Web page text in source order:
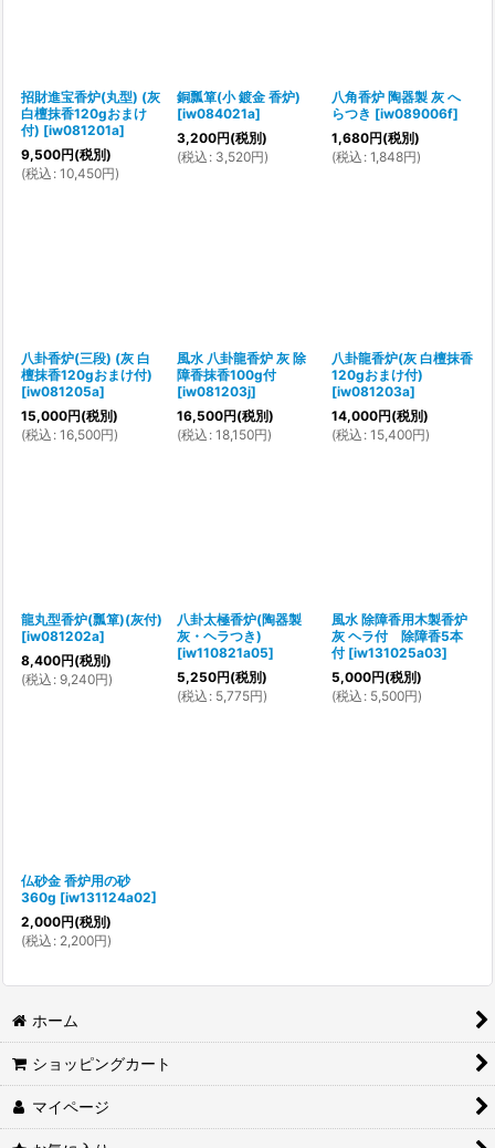
招財進宝香炉(丸型) (灰
白檀抹香120gおまけ
付) [iw081201a]
9,500円(税別)
(税込 : 10,450円)
銅瓢箪(小 鍍金 香炉)
[iw084021a]
3,200円(税別)
(税込 : 3,520円)
八角香炉 陶器製 灰 へ
らつき [iw089006f]
1,680円(税別)
(税込 : 1,848円)
八卦香炉(三段) (灰 白
檀抹香120gおまけ付)
[iw081205a]
15,000円(税別)
(税込 : 16,500円)
風水 八卦龍香炉 灰 除
障香抹香100g付
[iw081203j]
16,500円(税別)
(税込 : 18,150円)
八卦龍香炉(灰 白檀抹香
120gおまけ付)
[iw081203a]
14,000円(税別)
(税込 : 15,400円)
龍丸型香炉(瓢箪)(灰付)
[iw081202a]
8,400円(税別)
(税込 : 9,240円)
八卦太極香炉(陶器製
灰・ヘラつき)
[iw110821a05]
5,250円(税別)
(税込 : 5,775円)
風水 除障香用木製香炉
灰 ヘラ付 除障香5本
付 [iw131025a03]
5,000円(税別)
(税込 : 5,500円)
仏砂金 香炉用の砂
360g [iw131124a02]
2,000円(税別)
(税込 : 2,200円)
ホーム
ショッピングカート
マイページ